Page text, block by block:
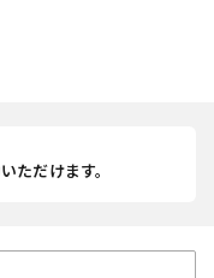
ただけます。